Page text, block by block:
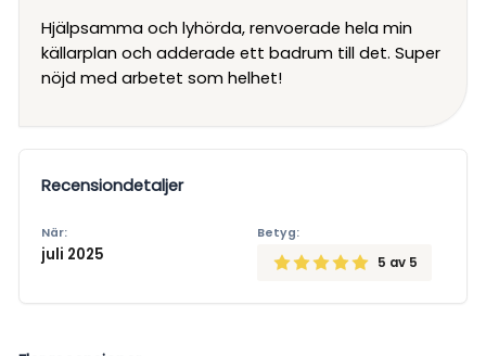
Hjälpsamma och lyhörda, renvoerade hela min
källarplan och adderade ett badrum till det. Super
nöjd med arbetet som helhet!
Recensiondetaljer
När:
juli 2025
Betyg:
5 av 5